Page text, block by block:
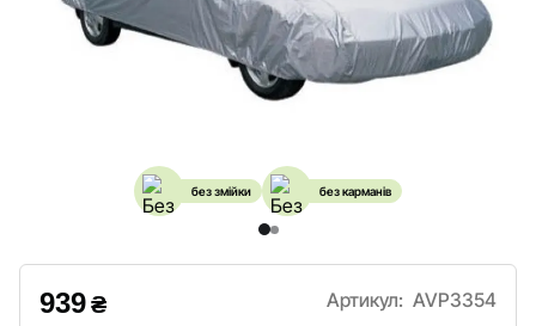
без змійки без карманів
939₴ Артикул: AVP3354